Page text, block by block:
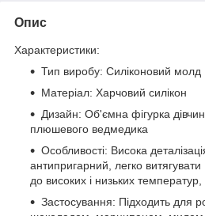
Опис
Характеристики:
Тип виробу: Силіконовий молд
Матеріал: Харчовий силікон
Дизайн: Об'ємна фігурка
плюшевого ведмедика
Особливості: Висока
антипригарний, легко витягувати
до високих і низьких температур,
Застосування: Підходить для